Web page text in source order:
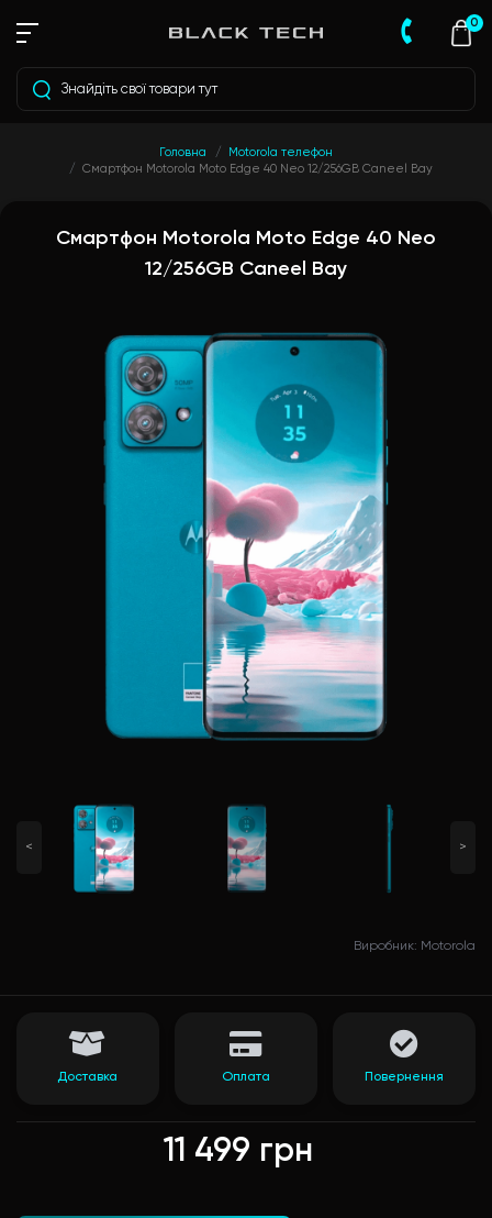
0
Головна
Motorola телефон
Смартфон Motorola Moto Edge 40 Neo 12/256GB Caneel Bay
Смартфон Motorola Moto Edge 40 Neo
12/256GB Caneel Bay
Виробник: Motorola
< >
11 499 грн
Доставка Оплата Повернення